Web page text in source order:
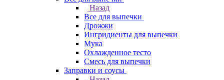
Назад
Все для выпечки
Дрожжи
Ингридиенты для выпечки
Мука
Охлажденное тесто
Смесь для выпечки
Заправки и соусы